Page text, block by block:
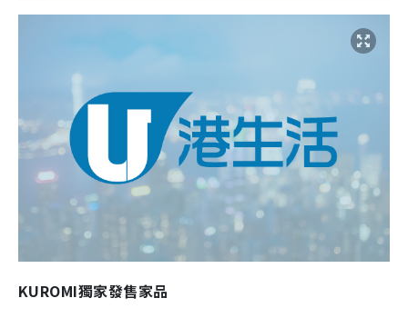
KUROMI獨家發售家品